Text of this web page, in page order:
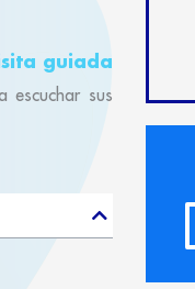
guiada
sus